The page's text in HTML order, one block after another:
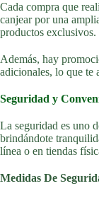
Cada compra que
canjear por una
productos exclusivos.
Además, hay
adicionales, lo que te
Seguridad y
La seguridad es uno
brindándote
línea o en tiendas
Medidas De